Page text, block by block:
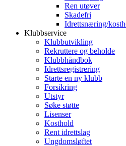
Ren utøver
Skadefri
Idrettsnæring/
Klubbservice
Klubbutvikling
Rekruttere og beholde
Klubbhåndbok
Idrettsregistrering
Starte en ny klubb
Forsikring
Utstyr
Søke støtte
Lisenser
Kosthold
Rent idrettslag
Ungdomsløftet